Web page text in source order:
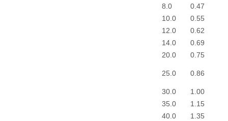
8.0
0.47
10.0
0.55
12.0
0.62
14.0
0.69
20.0
0.75
25.0 0.86
30.0
1.00
35.0
1.15
40.0
1.35